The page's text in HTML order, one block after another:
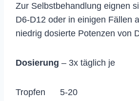
Zur Selbstbehandlung eignen
D6-D12 oder in einigen Fällen
niedrig dosierte Potenzen von
Dosierung – 3x täglich je
Tropfen 5-20